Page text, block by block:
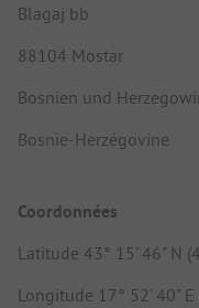
Blagaj bb
88104 Mostar
Bosnien und
Bosnie-Herzégovine
Coordonnées
Latitude 43° 15' 46" N
Longitude 17° 52' 40"